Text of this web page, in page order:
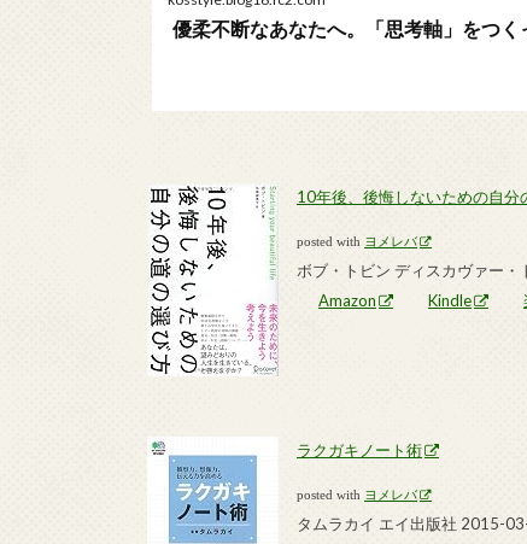
優柔不断なあなたへ。「思考軸」をつ
10年後、後悔しないための自分
posted with ヨメレバ
ボブ・トビン ディスカヴァー
Amazon
Kindle
ラクガキノート術
posted with ヨメレバ
タムラカイ エイ出版社 2015-